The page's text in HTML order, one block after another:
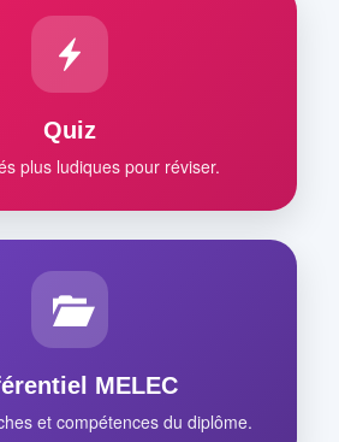
Quiz
plus ludiques pour réviser.
MELEC
et compétences du diplôme.